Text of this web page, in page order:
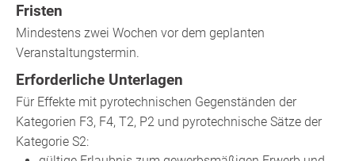
Fristen
Mindestens zwei Wochen vor dem geplanten
Veranstaltungstermin.
Erforderliche Unterlagen
Für Effekte mit pyrotechnischen Gegenständen der
Kategorien F3, F4, T2, P2 und pyrotechnische Sätze der
Kategorie S2: